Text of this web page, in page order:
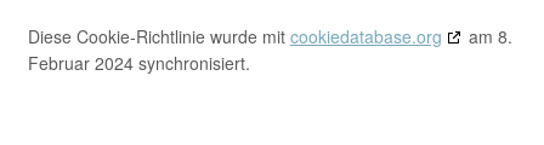
Diese Cookie-Richtlinie wurde mit cookiedatabase.org
am 8.
Februar 2024 synchronisiert.